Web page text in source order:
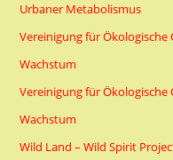
Urbaner Metabolismus
Vereinigung für
Wachstum
Vereinigung für
Wachstum
Wild Land – Wild Spirit